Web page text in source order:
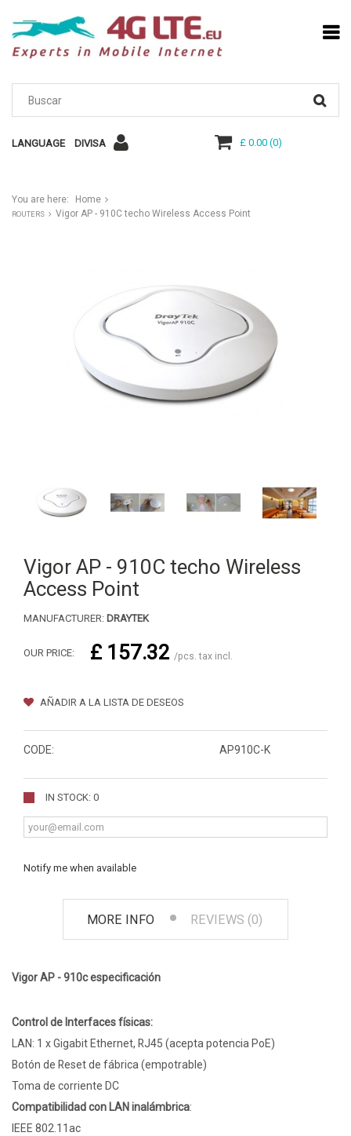
LANGUAGE DIVISA £ 0.00(0)
You are here: Home
ROUTERS Vigor AP - 910C techo Wireless Access Point
Vigor AP - 910C techo Wireless
Access Point
MANUFACTURER: DRAYTEK
OUR PRICE: £ 157.32 /pcs. tax incl.
AÑADIR A LA LISTA DE DESEOS
CODE: AP910C-K
IN STOCK: 0
Notify me when available
MORE INFO REVIEWS (0)
Vigor AP - 910c especificación
Control de Interfaces físicas:
LAN: 1 x Gigabit Ethernet, RJ45 (acepta potencia PoE)
Botón de Reset de fábrica (empotrable)
Toma de corriente DC
Compatibilidad con LAN inalámbrica:
IEEE 802.11ac